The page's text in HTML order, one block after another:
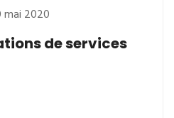
mai 2020
de services